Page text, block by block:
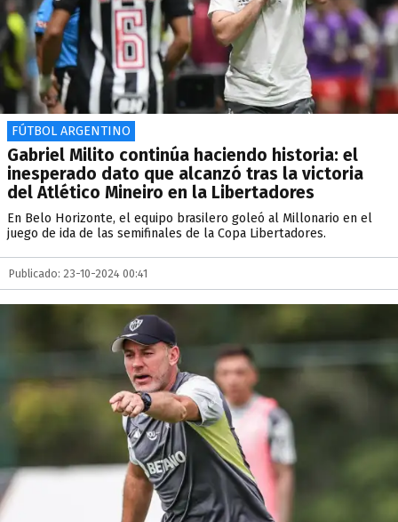
FÚTBOL ARGENTINO
Gabriel Milito continúa haciendo historia: el
inesperado dato que alcanzó tras la victoria
del Atlético Mineiro en la Libertadores
En Belo Horizonte, el equipo brasilero goleó al Millonario en el
juego de ida de las semifinales de la Copa Libertadores.
Publicado: 23-10-2024 00:41